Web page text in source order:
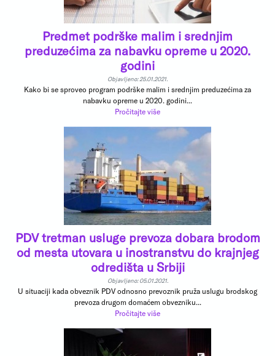
Predmet podrške malim i srednjim
preduzećima za nabavku opreme u 2020.
godini
Objavljeno: 25.01.2021.
Kako bi se sproveo program podrške malim i srednjim preduzećima za
nabavku opreme u 2020. godini...
Pročitajte više
PDV tretman usluge prevoza dobara brodom
od mesta utovara u inostranstvu do krajnjeg
odredišta u Srbiji
Objavljeno: 05.01.2021.
U situaciji kada obveznik PDV odnosno prevoznik pruža uslugu brodskog
prevoza drugom domaćem obvezniku...
Pročitajte više